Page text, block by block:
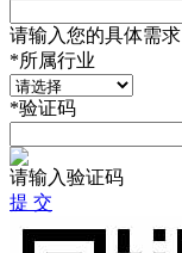
请输入您的具体需求
*所属行业
*验证码
请输入验证码
提 交